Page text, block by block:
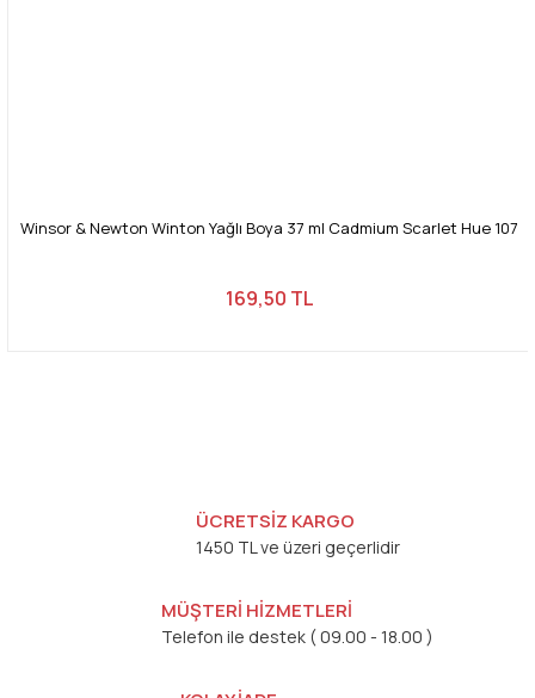
Winsor & Newton Winton Yağlı Boya 37 ml Cadmium Scarlet Hue 107
169,50 TL
ÜCRETSİZ KARGO
1450 TL ve üzeri geçerlidir
MÜŞTERİ HİZMETLERİ
Telefon ile destek ( 09.00 - 18.00 )